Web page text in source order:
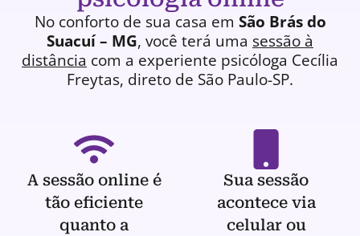
No conforto de sua casa em São Brás do
Suacuí – MG, você terá uma sessão à
distância com a experiente psicóloga Cecília
Freytas, direto de São Paulo-SP.
A sessão online é
tão eficiente
quanto a
Sua sessão
acontece via
celular ou